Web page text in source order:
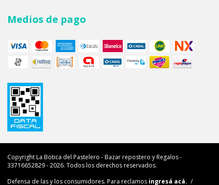
Medios de pago
Copyright La Botica del Pastelero - Bazar repostero y Regalos -
33716652829 - 2026. Todos los derechos reservados.
Defensa de las y los consumidores. Para reclamos ingresá acá. /